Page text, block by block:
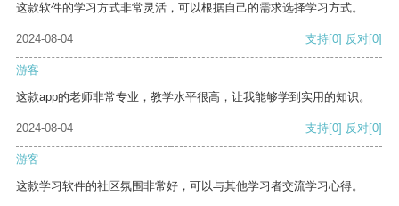
这款软件的学习方式非常灵活，可以根据自己的需求选择学习方式。
2024-08-04 支持[0] 反对[0]
游客
这款app的老师非常专业，教学水平很高，让我能够学到实用的知识。
2024-08-04 支持[0] 反对[0]
游客
这款学习软件的社区氛围非常好，可以与其他学习者交流学习心得。